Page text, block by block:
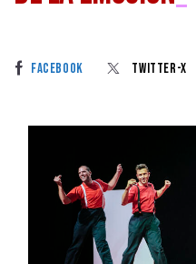
Facebook Twitter-X